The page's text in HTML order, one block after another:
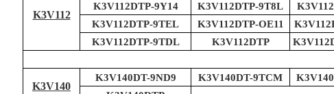
K3V112
K3V112DTP-9Y14
K3V112DTP-9T8L
K3V112DTP-9TEL
K3V112DTP-OE11
K3V112DTP-9TDL
K3V112DTP
K3V140
K3V140DT-9ND9 K3V140DT-9TCM